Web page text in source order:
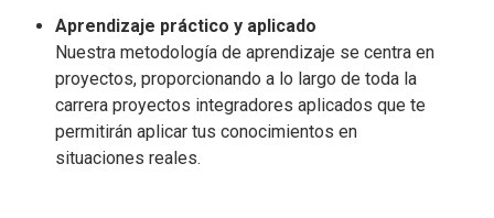
Aprendizaje práctico y aplicado
Nuestra metodología de aprendizaje se centra en
proyectos, proporcionando a lo largo de toda la
carrera proyectos integradores aplicados que te
permitirán aplicar tus conocimientos en
situaciones reales.